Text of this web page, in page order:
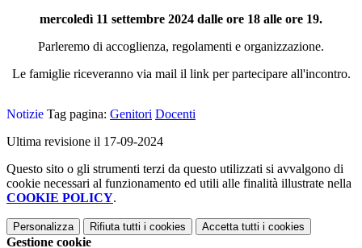
mercoledì 11 settembre 2024 dalle ore 18 alle ore 19.
Parleremo di accoglienza, regolamenti e organizzazione.
Le famiglie riceveranno via mail il link per partecipare all'incontro.
Notizie Tag pagina: Genitori Docenti
Ultima revisione il 17-09-2024
Questo sito o gli strumenti terzi da questo utilizzati si avvalgono di
cookie necessari al funzionamento ed utili alle finalità illustrate nella
COOKIE POLICY.
Personalizza Rifiuta tutti i cookies Accetta tutti i cookies
Gestione cookie